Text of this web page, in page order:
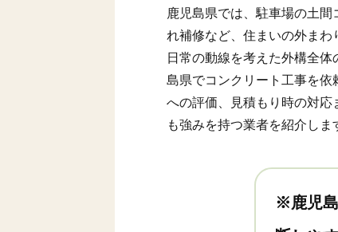
鹿児島県では、駐車場の土
れ補修など、住まいの外まわ
日常の動線を考えた外構全
島県でコンクリート工事を
への評価、見積もり時の対
も強みを持つ業者を紹介しま
※鹿児島